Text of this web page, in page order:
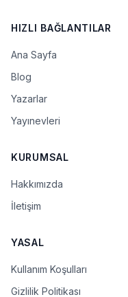
HIZLI BAĞLANTILAR
Ana Sayfa
Blog
Yazarlar
Yayınevleri
KURUMSAL
Hakkımızda
İletişim
YASAL
Kullanım Koşulları
Gizlilik Politikası